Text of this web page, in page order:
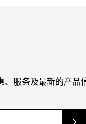
服务及最新的产品